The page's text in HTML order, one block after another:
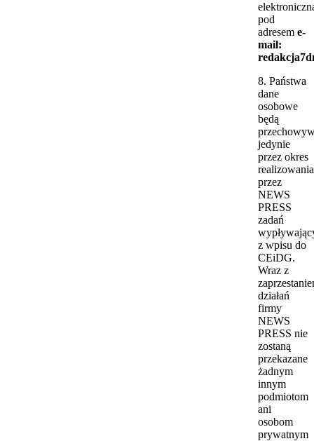
pod
adresem e-
mail:
8. Państwa
dane
osobowe
będą
jedynie
przez okres
realizowania
przez
NEWS
PRESS
zadań
z wpisu do
CEiDG.
Wraz z
działań
firmy
NEWS
PRESS nie
zostaną
przekazane
żadnym
innym
podmiotom
ani
osobom
prywatnym